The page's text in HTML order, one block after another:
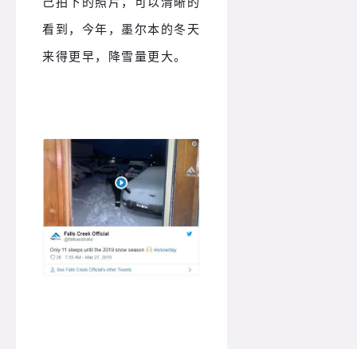
看到，今年，墨尔本的冬天
来得更早，降雪量更大。